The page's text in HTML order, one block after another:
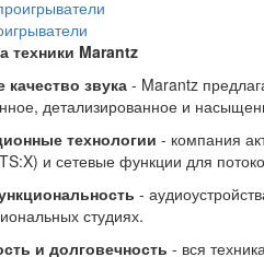
техники Marantz
качество звука - Marantz
детализированное и
технологии - компания
и сетевые функции для
-
студиях.
и долговечность - вся